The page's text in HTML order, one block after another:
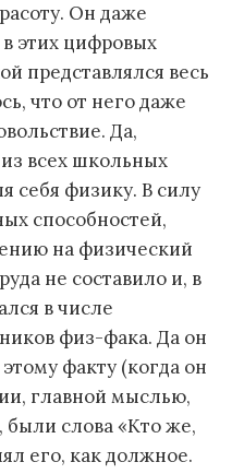
Он даже
этих цифровых
представлялся весь
что от него даже
Да,
всех школьных
себя физику. В силу
способностей,
на физический
не составило и, в
в числе
физ-фака. Да он
факту (когда он
главной мыслью,
слова «Кто же,
его, как должное.